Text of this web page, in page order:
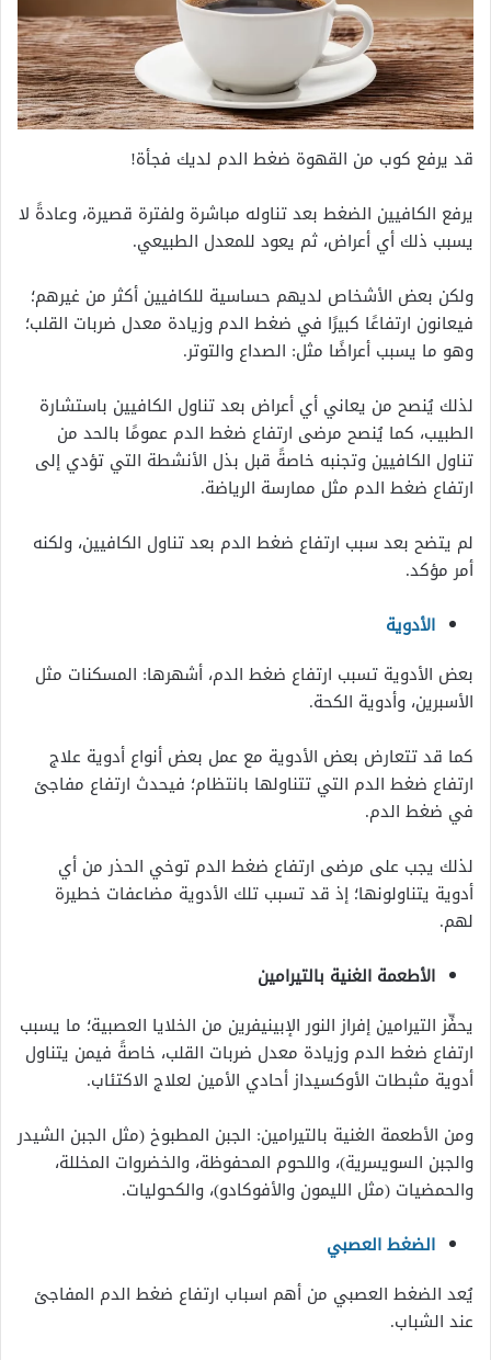
قد يرفع كوب من القهوة ضغط الدم لديك فجأة!
يرفع الكافيين الضغط بعد تناوله مباشرة ولفترة قصيرة، وعادةً لا
يسبب ذلك أي أعراض، ثم يعود للمعدل الطبيعي.
ولكن بعض الأشخاص لديهم حساسية للكافيين أكثر من غيرهم؛
فيعانون ارتفاعًا كبيرًا في ضغط الدم وزيادة معدل ضربات القلب؛
وهو ما يسبب أعراضًا مثل: الصداع والتوتر.
لذلك يُنصح من يعاني أي أعراض بعد تناول الكافيين باستشارة
الطبيب، كما يُنصح مرضى ارتفاع ضغط الدم عمومًا بالحد من
تناول الكافيين وتجنبه خاصةً قبل بذل الأنشطة التي تؤدي إلى
ارتفاع ضغط الدم مثل ممارسة الرياضة.
لم يتضح بعد سبب ارتفاع ضغط الدم بعد تناول الكافيين، ولكنه
أمر مؤكد.
الأدوية
بعض الأدوية تسبب ارتفاع ضغط الدم، أشهرها: المسكنات مثل
الأسبرين، وأدوية الكحة.
كما قد تتعارض بعض الأدوية مع عمل بعض أنواع أدوية علاج
ارتفاع ضغط الدم التي تتناولها بانتظام؛ فيحدث ارتفاع مفاجئ
في ضغط الدم.
لذلك يجب على مرضى ارتفاع ضغط الدم توخي الحذر من أي
أدوية يتناولونها؛ إذ قد تسبب تلك الأدوية مضاعفات خطيرة
لهم.
الأطعمة الغنية بالتيرامين
يحفِّز التيرامين إفراز النور الإبينيفرين من الخلايا العصبية؛ ما يسبب
ارتفاع ضغط الدم وزيادة معدل ضربات القلب، خاصةً فيمن يتناول
أدوية مثبطات الأوكسيداز أحادي الأمين لعلاج الاكتئاب.
ومن الأطعمة الغنية بالتيرامين: الجبن المطبوخ (مثل الجبن الشيدر
والجبن السويسرية)، واللحوم المحفوظة، والخضروات المخللة،
والحمضيات (مثل الليمون والأفوكادو)، والكحوليات.
الضغط العصبي
يُعد الضغط العصبي من أهم اسباب ارتفاع ضغط الدم المفاجئ
عند الشباب.